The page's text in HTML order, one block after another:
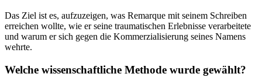
Das Ziel ist es, aufzuzeigen, was Remarque mit seinem Schreiben
erreichen wollte, wie er seine traumatischen Erlebnisse verarbeitete
und warum er sich gegen die Kommerzialisierung seines Namens
wehrte.
Welche wissenschaftliche Methode wurde gewählt?